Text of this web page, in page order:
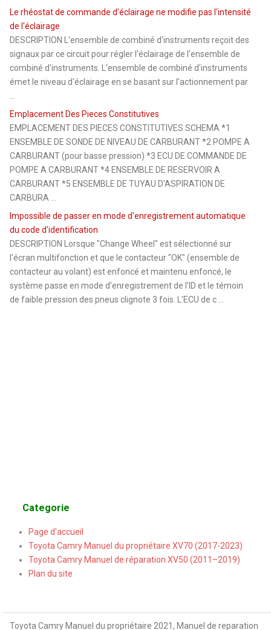
Le rhéostat de commande d'éclairage ne modifie pas l'intensité
de l'éclairage
DESCRIPTION L'ensemble de combiné d'instruments reçoit des
signaux par ce circuit pour régler l'éclairage de l'ensemble de
combiné d'instruments. L'ensemble de combiné d'instruments
émet le niveau d'éclairage en se basant sur l'actionnement par
Emplacement Des Pieces Constitutives
EMPLACEMENT DES PIECES CONSTITUTIVES SCHEMA *1
ENSEMBLE DE SONDE DE NIVEAU DE CARBURANT *2 POMPE A
CARBURANT (pour basse pression) *3 ECU DE COMMANDE DE
POMPE A CARBURANT *4 ENSEMBLE DE RESERVOIR A
CARBURANT *5 ENSEMBLE DE TUYAU D'ASPIRATION DE
CARBURA ...
Impossible de passer en mode d'enregistrement automatique
du code d'identification
DESCRIPTION Lorsque "Change Wheel" est sélectionné sur
l'écran multifonction et que le contacteur "OK" (ensemble de
contacteur au volant) est enfoncé et maintenu enfoncé, le
système passe en mode d'enregistrement de l'ID et le témoin
de faible pression des pneus clignote 3 fois. L'ECU de c ...
Categorie
Page d'accueil
Toyota Camry Manuel du propriétaire XV70 (2017-2023)
Toyota Camry Manuel de réparation XV50 (2011–2019)
Plan du site
Toyota Camry Manuel du propriétaire 2021, Manuel de reparation